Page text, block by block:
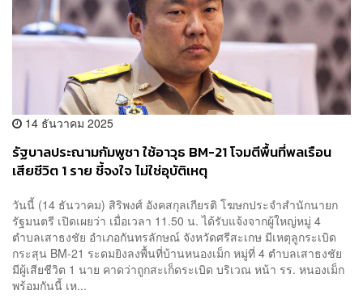
14 ธันวาคม 2025
รัฐบาลประณามกัมพูชา ใช้อาวุธ BM-21 โจมตีพื้นที่พลเรือน
เสียชีวิต 1 ราย ชี้จงใจ ไม่ใช่อุบัติเหตุ
วันนี้ (14 ธันวาคม) สิริพงศ์ อังคสกุลเกียรติ โฆษกประจำสำนักนายก
รัฐมนตรี เปิดเผยว่า เมื่อเวลา 11.50 น. ได้รับแจ้งจากผู้ใหญ่หมู่ 4
ตำบลเสาธงชัย อำเภอกันทรลักษณ์ จังหวัดศรีสะเกษ มีเหตุลูกระเบิด
กระสุน BM-21 ระดมยิงลงพื้นที่บ้านหนองเม็ก หมู่ที่ 4 ตำบลเสาธงชัย
มีผู้เสียชีวิต 1 นาย คาดว่าถูกสะเก็ดระเบิด บริเวณ หน้า รร. หนองเม็ก
พร้อมกันนี้ เห...